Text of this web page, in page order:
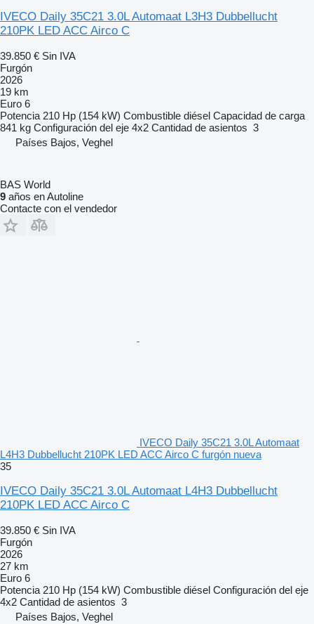
IVECO Daily 35C21 3.0L Automaat L3H3 Dubbellucht
210PK LED ACC Airco C
39.850 € Sin IVA
Furgón
2026
19 km
Euro 6
Potencia 210 Hp (154 kW) Combustible diésel Capacidad de carga
841 kg Configuración del eje 4x2 Cantidad de asientos 3
Países Bajos, Veghel
BAS World
9 años en Autoline
Contacte con el vendedor
IVECO Daily 35C21 3.0L Automaat
L4H3 Dubbellucht 210PK LED ACC Airco C furgón nueva
35
IVECO Daily 35C21 3.0L Automaat L4H3 Dubbellucht
210PK LED ACC Airco C
39.850 € Sin IVA
Furgón
2026
27 km
Euro 6
Potencia 210 Hp (154 kW) Combustible diésel Configuración del eje
4x2 Cantidad de asientos 3
Países Bajos, Veghel